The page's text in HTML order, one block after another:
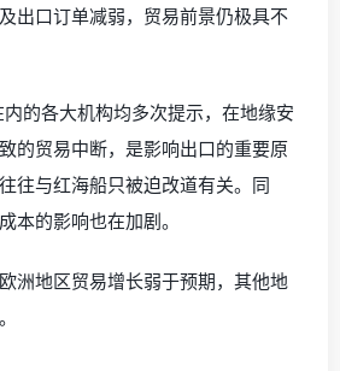
出口订单减弱，贸易前景仍极具不
的各大机构均多次提示，在地缘安
的贸易中断，是影响出口的重要原
往与红海船只被迫改道有关。同
本的影响也在加剧。
洲地区贸易增长弱于预期，其他地